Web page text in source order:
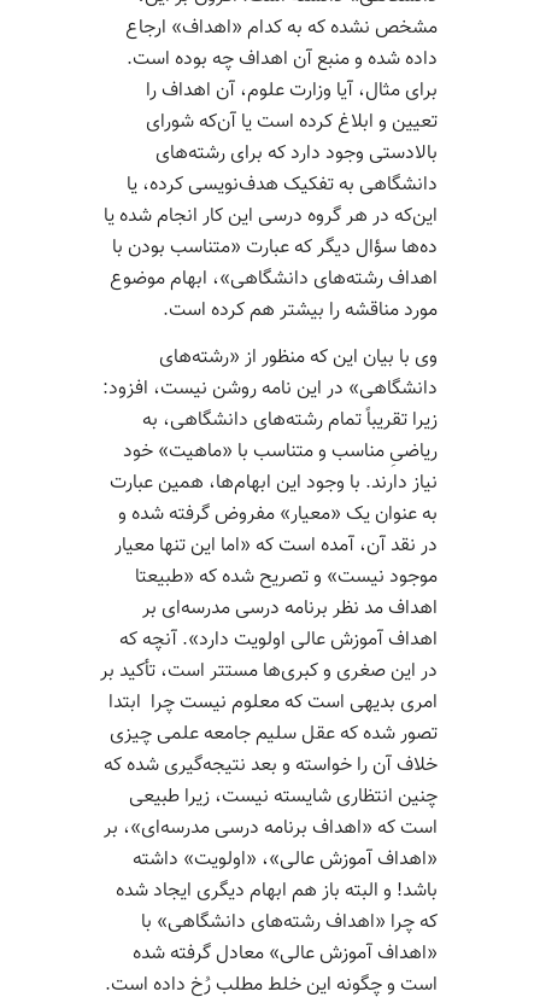
مشخص نشده که به کدام «اهداف» ارجاع
داده شده و منبع آن اهداف چه بوده است.
برای مثال، آیا وزارت علوم، آن اهداف را
تعیین و ابلاغ کرده است یا آن‌که شورای
بالادستی وجود دارد که برای رشته‌­های
دانشگاهی به تفکیک هدف­‌نویسی کرده، یا
این‌که در هر گروه درسی این کار انجام شده یا
ده­‌ها سؤال دیگر که عبارت «متناسب بودن با
اهداف رشته­‌های دانشگاهی»، ابهام موضوع
مورد مناقشه را بیشتر هم کرده است.
وی با بیان این که منظور از «رشته‌­های
دانشگاهی» در این نامه روشن نیست، افزود:
زیرا تقریباً تمام رشته‌­های دانشگاهی، به
ریاضیِ مناسب و متناسب با «ماهیت» خود
نیاز دارند. با وجود این ابهام‌­ها، همین عبارت
به عنوان یک «معیار» مفروض گرفته شده و
در نقد آن، آمده است که «اما این تنها معیار
موجود نیست» و تصریح شده که «طبیعتا
اهداف مد نظر برنامه درسی مدرسه‌­ای بر
اهداف آموزش عالی اولویت دارد». آنچه که
در این صغری و کبری­‌ها مستتر است، تأکید بر
امری بدیهی است که معلوم نیست چرا ابتدا
تصور شده که عقل­ سلیم جامعه علمی چیزی
خلاف آن را خواسته و بعد نتیجه‌­گیری شده که
چنین انتظاری شایسته نیست، زیرا طبیعی
است که «اهداف برنامه درسی مدرسه‌­ای»، بر
«اهداف آموزش عالی»، «اولویت» داشته
باشد! و البته باز هم ابهام دیگری ایجاد شده
که چرا «اهداف رشته‌­های دانشگاهی» با
«اهداف آموزش عالی» معادل گرفته شده
است و چگونه این خلط­ مطلب رُخ داده است.